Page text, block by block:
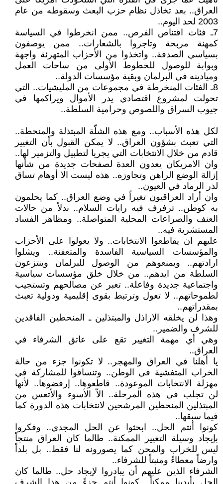
العراق.. بعد تخاذل نظام حزب البعث وسقوطه من عام
2003 لحد اليوم..
7ـ فئات اقتناص الفرص.. ممن انخرطوا في السياسة
كمهنة مربحة وتاجروا بالشعارات.. ممن يوصفون
بسياسي الصدفة.. واتخذوا من الأحزاب المتهرئة واجهة
وبوابة للوصول للخطوط الأولى من ساحات العمل
وميادينه في البرلمان وبقية مؤسسات الدولة..
8ـ الفئات المنخرطة في مجموعات من المليشيات.. التي
تحولت لمشروع اقتصادي يدر الأموال ويراكمها في
جيوب السراق واللصوص وحرامية السلطة..
لكل هذه الأسباب.. ومع هذه الشلّة المبتذلة والمنحطة..
التي تعبث بشؤون العراق.. لا يمكن القبول بأن التغيير
قادم من خلال الانتخابات التي يجريا لتطبيل والتزمير لها..
وان الامريكان يعدون العدة لصفحات جديدة من شأنها
إزالة الوضع الراهن وتجاوزه.. هذه ليست الا أوهام تساق
لذر الرماد في العيون..
وان أراد العراقيون تغيراً في وضع العراق.. كما يحلمون
به كوطن.. ترفرف فيه رايات السلام.. بدلاً من حالات
العنف والصراعات المحلية المتواصلة.. ومظاهر الفساد
المستشرية فيه..
عليهم ان يقاطعوا الانتخابات.. ولا يعولوا على الأحزاب
والمؤسسات السياسية الفاسدة والمتعفنة.. ويشلوا
ارادتهم.. ويمنعوهم من الوصول للبرلمان وينتزعون
السلطة من ايدهم.. من خلال خلق مؤسسات سياسية
واجتماعية جديدة وفاعلة.. تعبر عن مصالحهم وتستجيب
لطموحاتهم.. لا تعول وترتبط بقوى إقليمية ودولية تعبث
بمقدراتهم..
وهذا لن يخلقه الاراذل والمبتذلين ـ المنحطين الفاقدين
للشرف والضمير..
وهي أي مهمة التغيير تقع على عاتق الشرفاء في
العراق..
يا أهلنا في العراق والمهجر.. لا تكونوا جزء من حالة
الخراب المتفشية في الوطن.. وتنساقوا للمشاركة في
مهزلة الانتخابات الموعودة.. قاطعوها.. إرفضوها.. لأنها
لن تجلب في هذه المرحلة.. الاّ الأسوء والأتعس من
المبتذلين المنحطين المرشحين لانتخابات هذه الدورة كما
فيما سبقها..
كونوا أنتم الحل.. ابحثوا عن الحل المجدي.. وفكروا
بإيجاد وسيلة التغيير الممكنة.. طالما كان العراق منتجاً
ليس للخراب والمحن كما يصورونه لنا فقط.. بل بلداً
وارضاً معطاءً ومنبتاً للشرفاء..
الشرفاء الذين عليهم أن يبادروا لإيجاد حل.. طالما كان